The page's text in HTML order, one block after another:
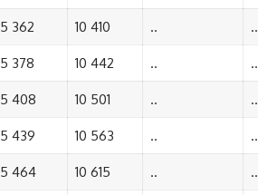
5 362 10 410 .. ..
5 378 10 442 .. ..
5 408 10 501 .. ..
5 439 10 563 .. ..
5 464 10 615 .. ..